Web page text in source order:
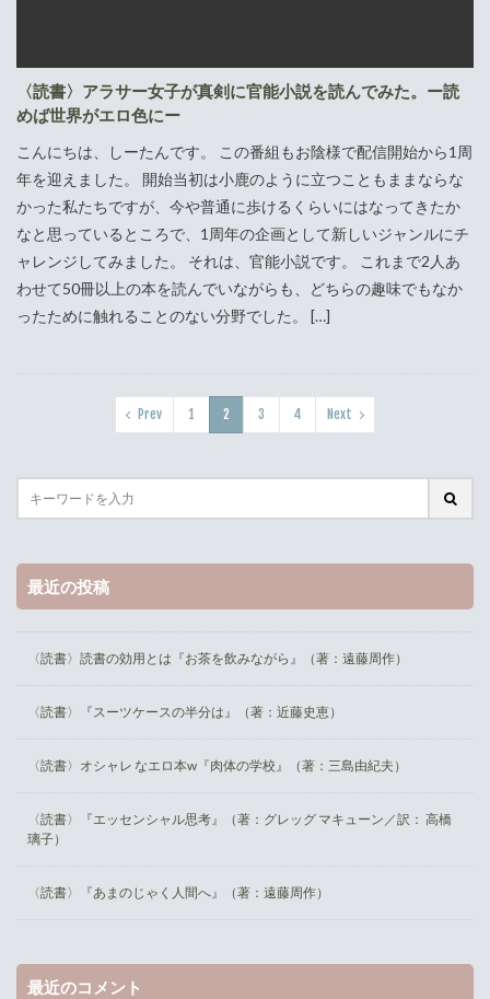
〈読書〉アラサー女子が真剣に官能小説を読んでみた。ー読
めば世界がエロ色にー
こんにちは、しーたんです。 この番組もお陰様で配信開始から1周
年を迎えました。 開始当初は小鹿のように立つこともままならな
かった私たちですが、今や普通に歩けるくらいにはなってきたか
なと思っているところで、1周年の企画として新しいジャンルにチ
ャレンジしてみました。 それは、官能小説です。 これまで2人あ
わせて50冊以上の本を読んでいながらも、どちらの趣味でもなか
ったために触れることのない分野でした。 […]
Prev 1 2 3 4 Next
最近の投稿
〈読書〉読書の効用とは『お茶を飲みながら』（著：遠藤周作）
〈読書〉『スーツケースの半分は』（著：近藤史恵）
〈読書〉オシャレ なエロ本w『肉体の学校』（著：三島由紀夫）
〈読書〉『エッセンシャル思考』（著：グレッグ マキューン／訳： 高橋
璃子）
〈読書〉『あまのじゃく人間へ』（著：遠藤周作）
最近のコメント